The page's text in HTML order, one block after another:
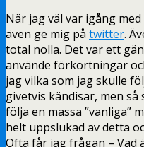
När jag väl var igång
även ge mig på twitter.
total nolla. Det var ett
använde förkortningar
jag vilka som jag skulle
givetvis kändisar, men
följa en massa ”vanliga”
helt uppslukad av detta
Ofta får jag frågan – Vad